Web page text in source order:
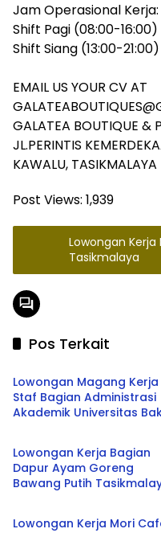
Jam Operasional Kerja:
Shift Pagi (08:00-16:00)
Shift Siang (13:00-21:00)
EMAIL US YOUR CV AT
GALATEA BOUTIQUE &
JL.PERINTIS
KAWALU, TASIKMALAYA
Post Views: 1,939
Lowongan
Tasikmalaya
Pos Terkait
Tasikmalaya
Lowongan Magang Kerja
Staf Bagian Administrasi
Akademik Universitas
Tasikmalaya
Lowongan Kerja Bagian
Dapur Ayam Goreng
Bawang Putih
Tasikmalaya
Lowongan Kerja Mori